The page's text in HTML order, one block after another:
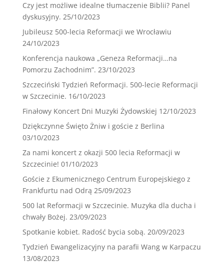
Czy jest możliwe idealne tłumaczenie Biblii? Panel
dyskusyjny. 25/10/2023
Jubileusz 500-lecia Reformacji we Wrocławiu
24/10/2023
Konferencja naukowa „Geneza Reformacji…na
Pomorzu Zachodnim”. 23/10/2023
Szczeciński Tydzień Reformacji. 500-lecie Reformacji
w Szczecinie. 16/10/2023
Finałowy Koncert Dni Muzyki Żydowskiej 12/10/2023
Dziękczynne Święto Żniw i goście z Berlina
03/10/2023
Za nami koncert z okazji 500 lecia Reformacji w
Szczecinie! 01/10/2023
Goście z Ekumenicznego Centrum Europejskiego z
Frankfurtu nad Odrą 25/09/2023
500 lat Reformacji w Szczecinie. Muzyka dla ducha i
chwały Bożej. 23/09/2023
Spotkanie kobiet. Radość bycia sobą. 20/09/2023
Tydzień Ewangelizacyjny na parafii Wang w Karpaczu
13/08/2023